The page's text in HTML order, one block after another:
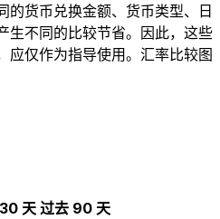
的货币兑换金额、货币类型、日
生不同的比较节省。因此，这些
应仅作为指导使用。汇率比较图
天 过去 90 天